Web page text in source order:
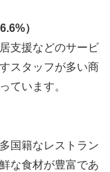
）
支援などのサービ
スタッフが多い商
ています。
国籍なレストラン
な食材が豊富であ